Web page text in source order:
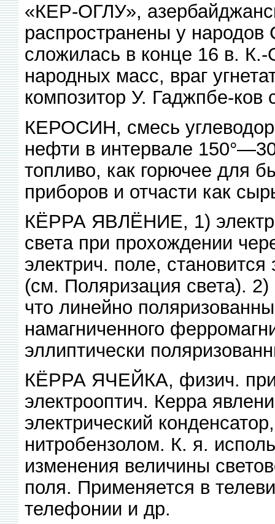
«КЕР-ОГЛУ»,
распространены у
сложилась в конце 16 в.
народных масс, враг
композитор У. Гаджпбе-
КЕРОСИН, смесь
нефти в интервале
топливо, как горючее для
приборов и отчасти как
КЁРРА ЯВЛЁНИЕ, 1)
света при прохождении
электрич. поле,
(см. Поляризация света).
что линейно
намагниченного
эллиптически
КЁРРА ЯЧЕЙКА, физич.
электрооптич. Керра
электрический
нитробензолом. К. я.
изменения величины
поля. Применяется в
телефонии и др.